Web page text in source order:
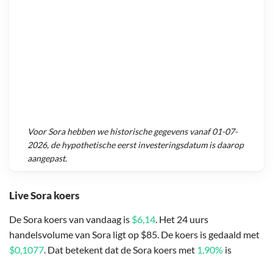
Live Sora koers
De Sora koers van vandaag is $6,14. Het 24 uurs
handelsvolume van Sora ligt op $85. De koers is gedaald met
$0,1077. Dat betekent dat de Sora koers met 1,90% is
VoorSorahebben we historische gegevens vanaf01-07-
2026, de hypothetische eerst investeringsdatum is daarop
aangepast.